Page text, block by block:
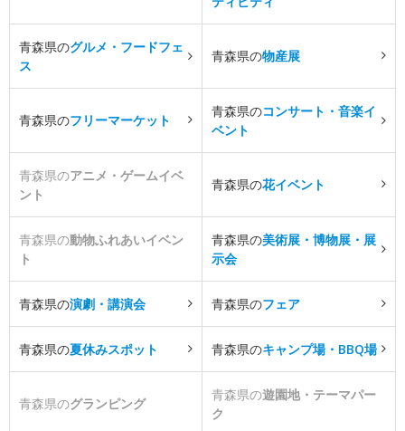
青森県のグルメ・フードフェ
ス
青森県の物産展
青森県のフリーマーケット
青森県のコンサート・音楽イ
ベント
青森県のアニメ・ゲームイベ
ント
青森県の花イベント
青森県の動物ふれあいイベン
ト
青森県の美術展・博物展・展
示会
青森県の演劇・講演会 青森県のフェア
青森県の夏休みスポット 青森県のキャンプ場・BBQ場
青森県のグランピング
青森県の遊園地・テーマパー
ク